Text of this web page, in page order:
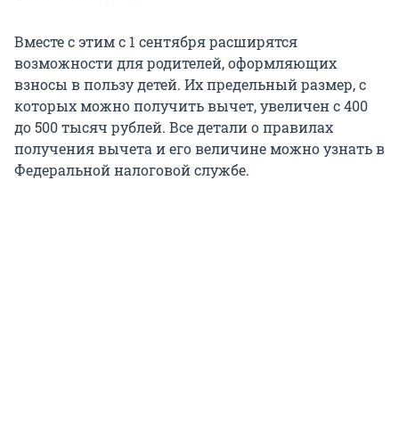
Вместе с этим с 1 сентября расширятся
возможности для родителей, оформляющих
взносы в пользу детей. Их предельный размер, с
которых можно получить вычет, увеличен с 400
до500 тысяч рублей. Все детали о правилах
получения вычета и его величине можно узнать в
Федеральной налоговой службе.